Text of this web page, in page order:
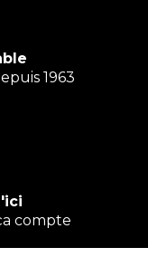
1963
compte